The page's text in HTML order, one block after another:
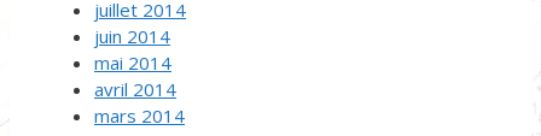
juillet 2014
juin 2014
mai 2014
avril 2014
mars 2014